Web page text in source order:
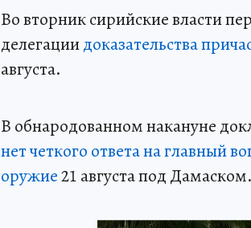
Во вторник сирийские власти
делегациидоказательства
августа.
В обнародованном накануне
нет четкого ответа на главный
оружие21 августа под